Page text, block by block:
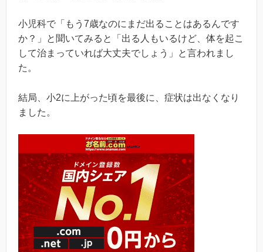
小児科で「もう7歳なのにまだ出ることはあるんです
か？」と聞いてみると「出る人もいるけど、体を起こ
して治まっていれば大丈夫でしょう」と言われまし
た。
結局、小2に上がった頃を最後に、症状は出なくなり
ました。